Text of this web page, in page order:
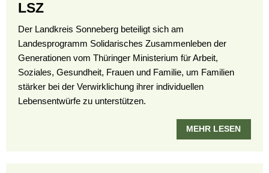
LSZ
Der Landkreis Sonneberg beteiligt sich am
Landesprogramm Solidarisches Zusammenleben der
Generationen vom Thüringer Ministerium für Arbeit,
Soziales, Gesundheit, Frauen und Familie, um Familien
stärker bei der Verwirklichung ihrer individuellen
Lebensentwürfe zu unterstützen.
MEHR LESEN